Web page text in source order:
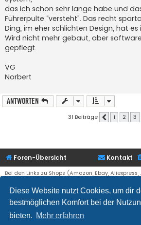
Diese Website nutzt Cookies, um dir
bestmöglichen Komfort bei der
bieten. Mehr erfahren
das ich schon sehr lange habe und
Führerpulte “versteht”. Das recht
Ding, im eher schlichten Design, hat es
Wird nicht mehr gebaut, aber
gepflegt.
VG
Norbert
Antworten
31 Beiträge Vorherige
1 2 3
Foren-Übersicht Kontakt
Bei den Links zu Shops (Amazon, Ebay,
Stern (*) markiert sind, kann es sich um
den Kauf eines Produktes über einen
Umsatzbeteiligung gutgeschrieben. Für euch
Einnahmen helfen die Hostgebühren für
reduzieren.